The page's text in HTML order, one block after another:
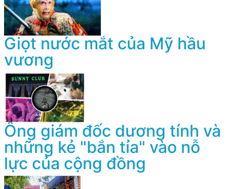
Giọt nước mắt của Mỹ hầu
vương
Ông giám đốc dương tính và
những kẻ "bắn tỉa" vào nỗ
lực của cộng đồng